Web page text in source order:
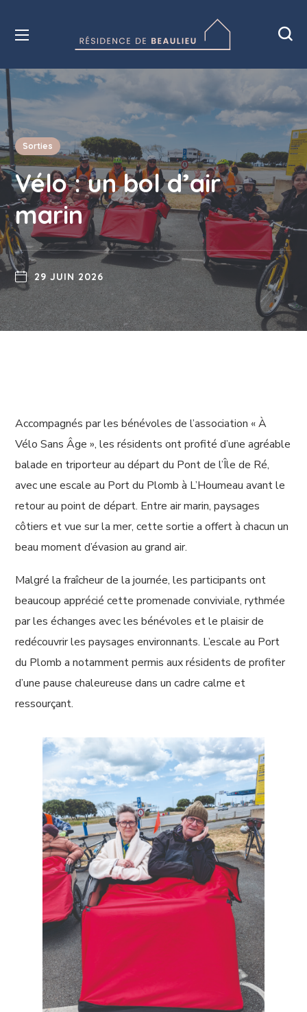
Sorties
Vélo : un bol d’air
marin
29 JUIN 2026
Accompagnés par les bénévoles de l’association « À
Vélo Sans Âge », les résidents ont profité d’une agréable
balade en triporteur au départ du Pont de l’Île de Ré,
avec une escale au Port du Plomb à L’Houmeau avant le
retour au point de départ. Entre air marin, paysages
côtiers et vue sur la mer, cette sortie a offert à chacun un
beau moment d’évasion au grand air.
Malgré la fraîcheur de la journée, les participants ont
beaucoup apprécié cette promenade conviviale, rythmée
par les échanges avec les bénévoles et le plaisir de
redécouvrir les paysages environnants. L’escale au Port
du Plomb a notamment permis aux résidents de profiter
d’une pause chaleureuse dans un cadre calme et
ressourçant.